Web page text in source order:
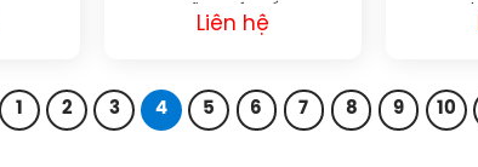
Hãng Gía Tốt
Liên hệ
1 2 3 4 5 6 7 8 9 10